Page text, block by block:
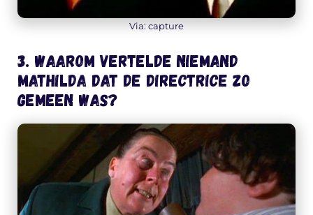
Via: capture
3. Waarom vertelde niemand
Mathilda dat de directrice zo
gemeen was?